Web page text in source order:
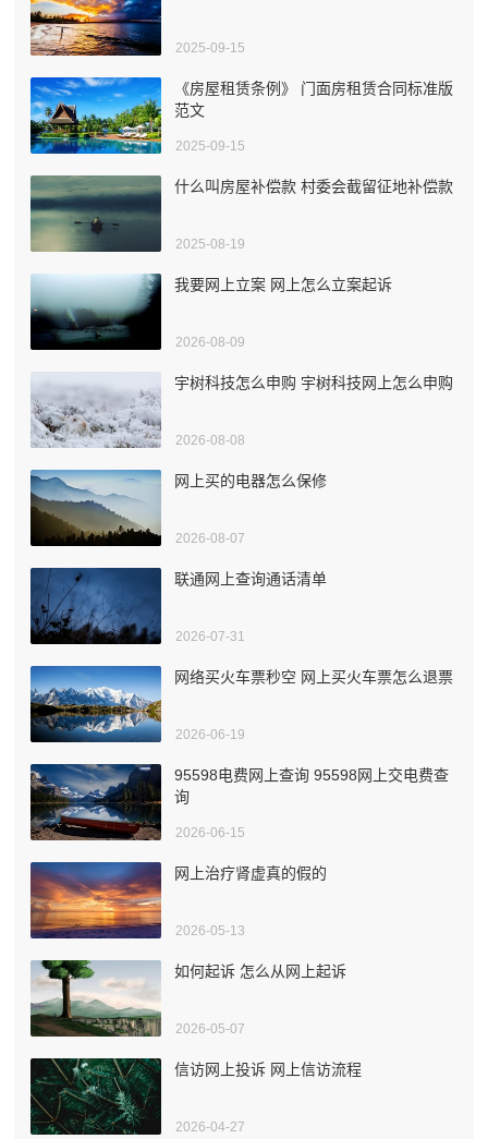
2025-09-15
《房屋租赁条例》 门面房租赁合同标准版
范文
2025-09-15
什么叫房屋补偿款 村委会截留征地补偿款
2025-08-19
我要网上立案 网上怎么立案起诉
2026-08-09
宇树科技怎么申购 宇树科技网上怎么申购
2026-08-08
网上买的电器怎么保修
2026-08-07
联通网上查询通话清单
2026-07-31
网络买火车票秒空 网上买火车票怎么退票
2026-06-19
95598电费网上查询 95598网上交电费查
询
2026-06-15
网上治疗肾虚真的假的
2026-05-13
如何起诉 怎么从网上起诉
2026-05-07
信访网上投诉 网上信访流程
2026-04-27